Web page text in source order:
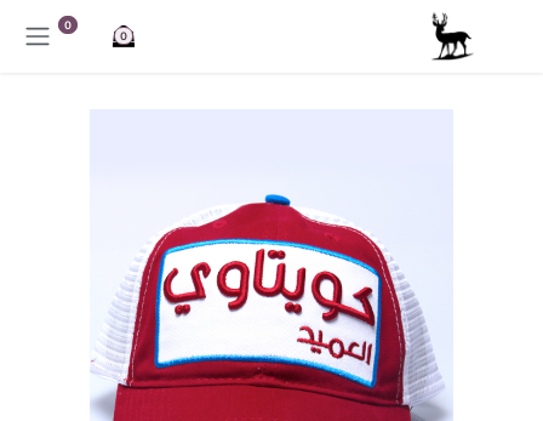
تخطي للذهاب إلى المحتوى
0
0